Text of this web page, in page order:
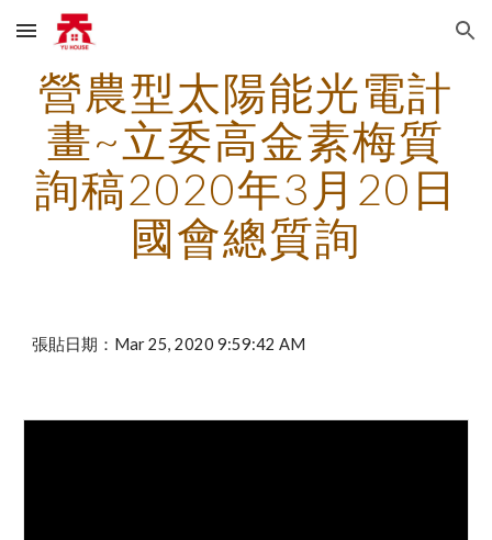
Skip to main content Skip to navigation
營農型太陽能光電計
畫~立委高金素梅質
詢稿2020年3月20日
國會總質詢
張貼日期：Mar 25, 2020 9:59:42 AM